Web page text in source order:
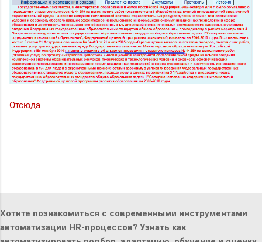
Отсюда
Хотите познакомиться с современными инструментами
автоматизации HR-процессов? Узнать как